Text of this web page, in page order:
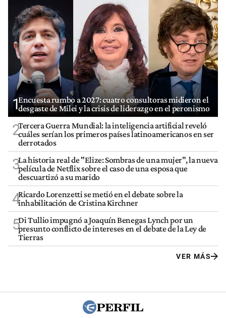
1Encuesta rumbo a 2027: cuatro consultoras midieron el
desgaste de Milei y la crisis de liderazgo en el peronismo
2Tercera Guerra Mundial: la inteligencia artificial reveló
cuáles serían los primeros países latinoamericanos en ser
derrotados
3La historia real de "Elize: Sombras de una mujer", la nueva
película de Netflix sobre el caso de una esposa que
descuartizó a su marido
4Ricardo Lorenzetti se metió en el debate sobre la
inhabilitación de Cristina Kirchner
5Di Tullio impugnó a Joaquín Benegas Lynch por un
presunto conflicto de intereses en el debate de la Ley de
Tierras
VER MÁS